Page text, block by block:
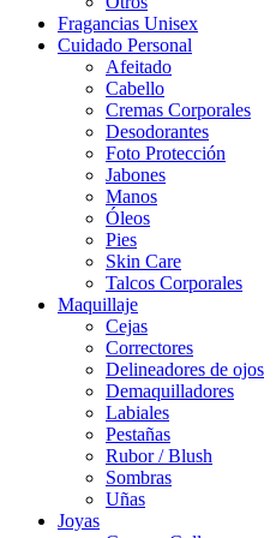
Fragancias Unisex
Cuidado Personal
Afeitado
Cabello
Cremas Corporales
Desodorantes
Foto Protección
Jabones
Manos
Óleos
Pies
Skin Care
Talcos Corporales
Maquillaje
Cejas
Correctores
Delineadores de ojos
Demaquilladores
Labiales
Pestañas
Rubor / Blush
Sombras
Uñas
Joyas